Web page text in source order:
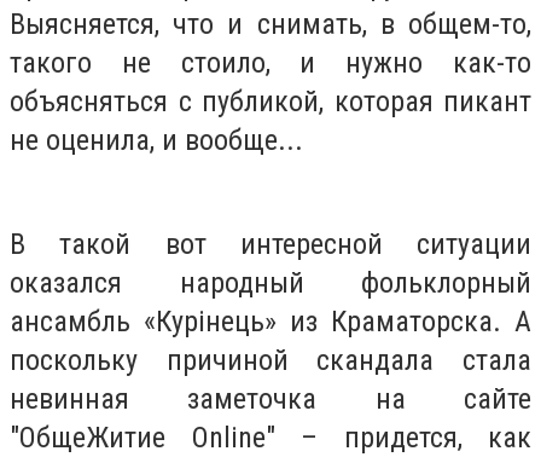
Выясняется, что и снимать, в общем-то,
такого не стоило, и нужно как-то
объясняться с публикой, которая пикант
не оценила, и вообще...
В такой вот интересной ситуации
оказался народный фольклорный
ансамбль «Курінець» из Краматорска. А
поскольку причиной скандала стала
невинная заметочка на сайте
"ОбщеЖитие Online" – придется, как